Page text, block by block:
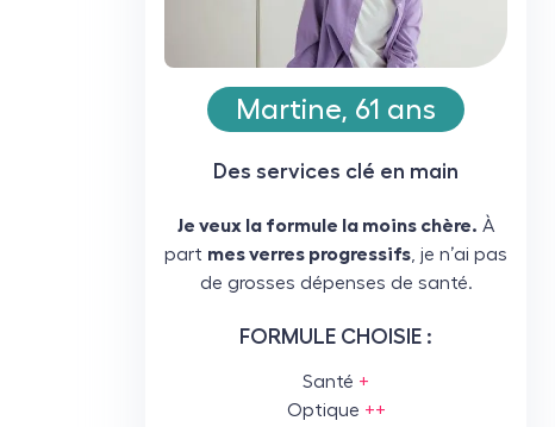
Martine, 61 ans
Des services clé en main
Je veux la formule la moins chère. À
part mes verres progressifs , je n’ai pas
de grosses dépenses de santé.
FORMULE CHOISIE :
Santé +
Optique ++